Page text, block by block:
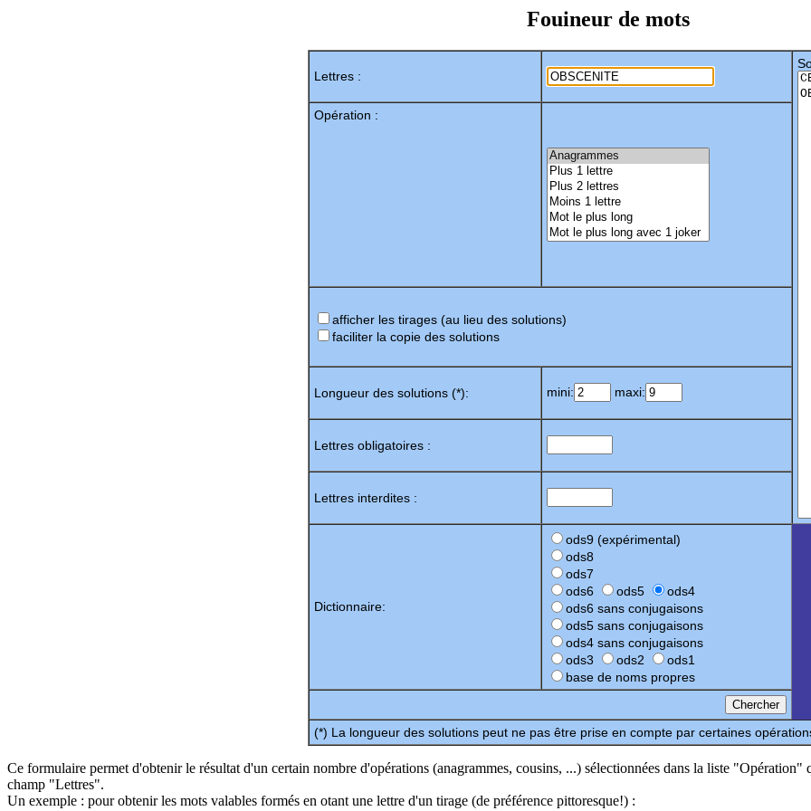
Fouineur de mots
Lettres :
Opération :
afficher les tirages (au lieu des solutions)
faciliter la copie des solutions
Longueur des solutions (*): mini: maxi:
Lettres obligatoires :
Lettres interdites :
Dictionnaire:
ods9 (expérimental)
ods8
ods7
ods6
ods5
ods4
ods6 sans conjugaisons
ods5 sans conjugaisons
ods4 sans conjugaisons
ods3
ods2
ods1
base de noms propres
(*) La longueur des solutions peut ne pas être prise en compte par certaines
Ce formulaire permet d'obtenir le résultat d'un certain nombre d'opérations (anagrammes, cousins, ...) sélectionnées dans la liste "Opération"
champ "Lettres".
Un exemple : pour obtenir les mots valables formés en otant une lettre d'un tirage (de préférence pittoresque!) :